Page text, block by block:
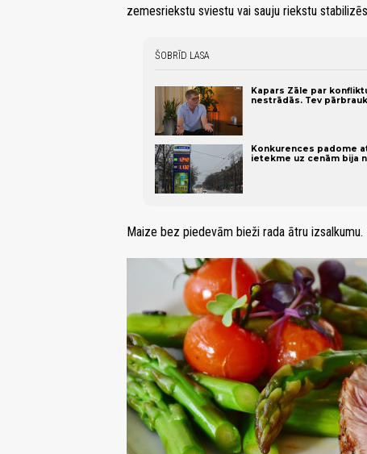
zemesriekstu sviestu vai sauju riekstu
ŠOBRĪD LASA
Kapars Zāle par
nestrādās. Tev
Konkurences padome
ietekme uz cenām bija
Maize bez piedevām bieži rada ātru